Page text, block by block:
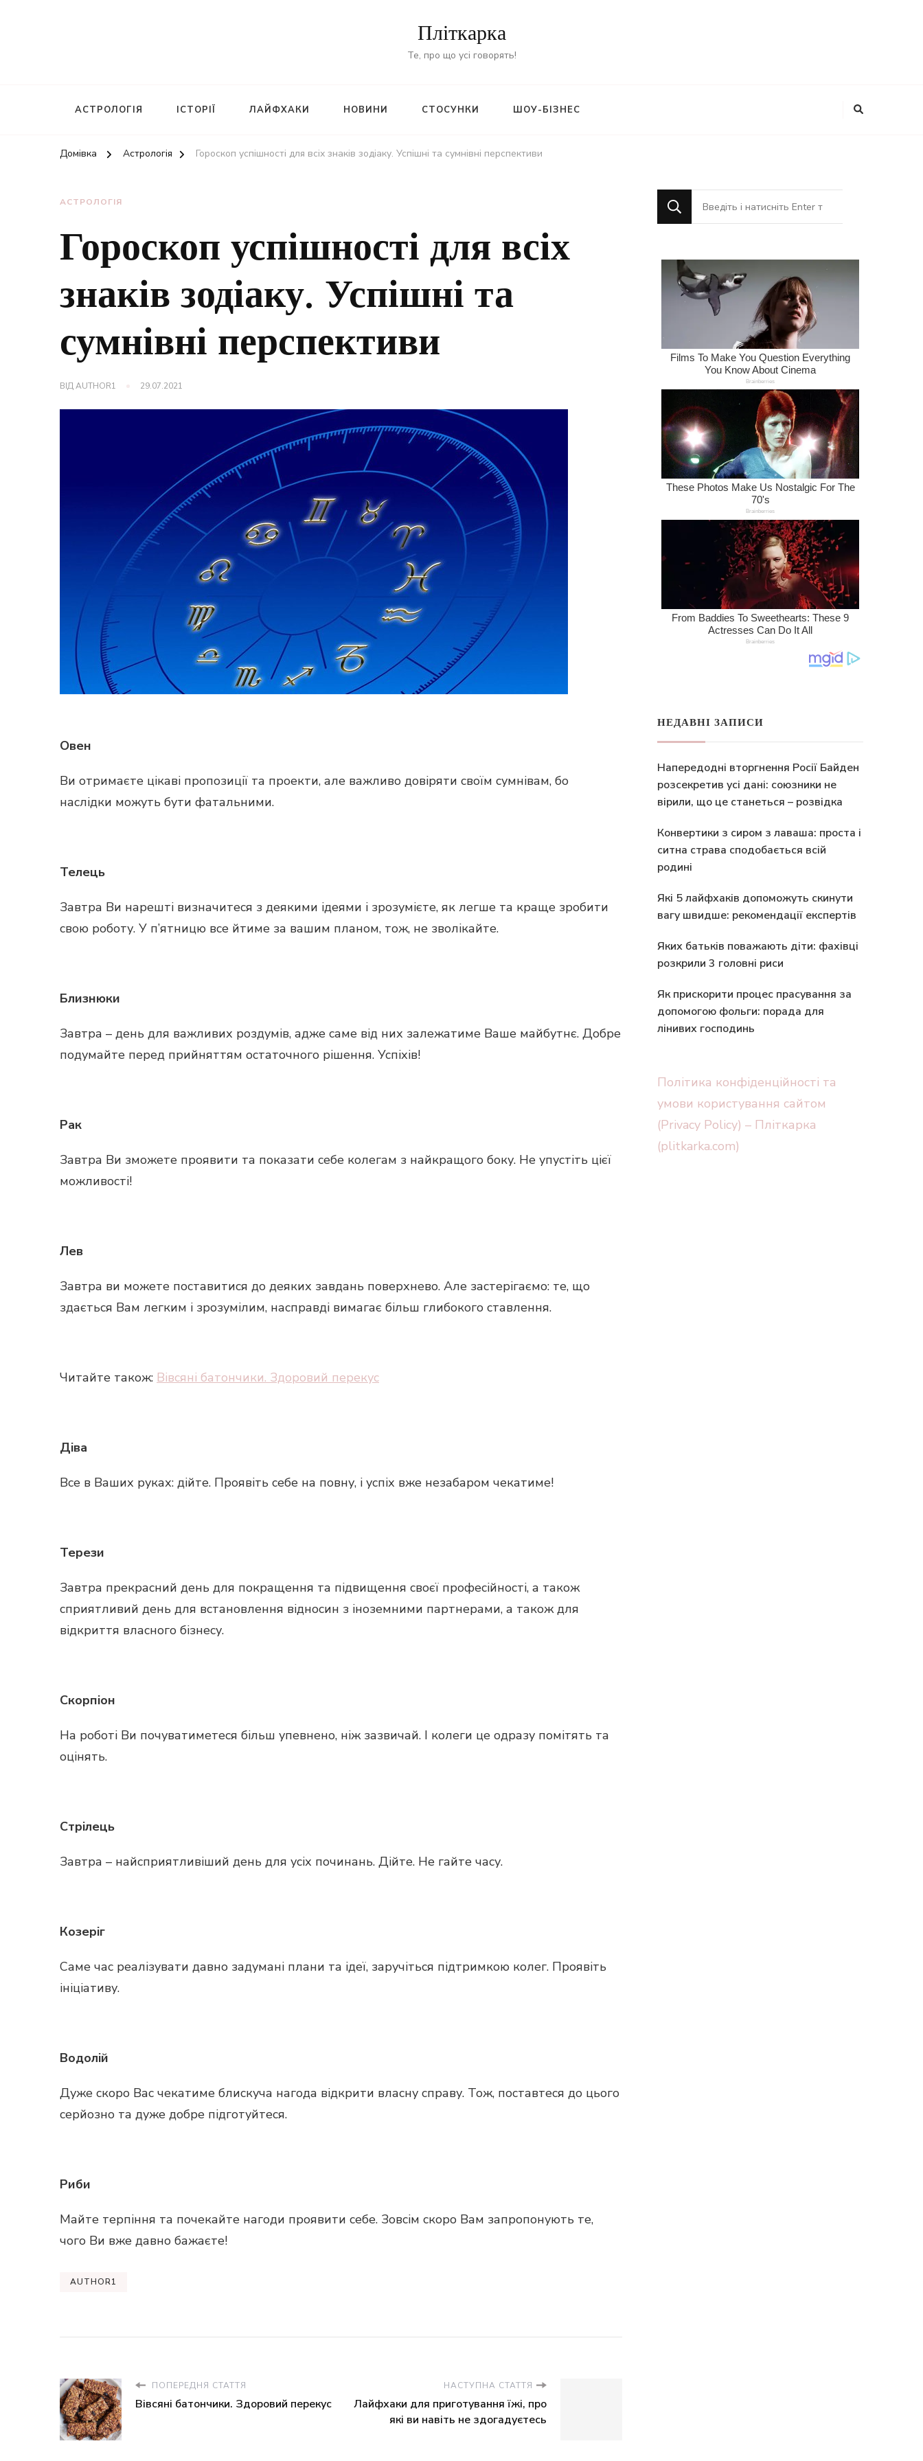
Пліткарка
Те, про що усі говорять!
АСТРОЛОГІЯ ІСТОРІЇ ЛАЙФХАКИ НОВИНИ СТОСУНКИ ШОУ-БІЗНЕС
Домівка Астрологія Гороскоп успішності для всіх знаків зодіаку. Успішні та сумнівні перспективи
АСТРОЛОГІЯ
Гороскоп успішності для всіх
знаків зодіаку. Успішні та
сумнівні перспективи
ВІДAUTHOR1 29.07.2021
Овен
Ви отримаєте цікаві пропозиції та проекти, але важливо довіряти своїм сумнівам, бо
наслідки можуть бути фатальними.
Телець
Завтра Ви нарешті визначитеся з деякими ідеями і зрозумієте, як легше та краще зробити
свою роботу. У п’ятницю все йтиме за вашим планом, тож, не зволікайте.
Близнюки
Завтра – день для важливих роздумів, адже саме від них залежатиме Ваше майбутнє. Добре
подумайте перед прийняттям остаточного рішення. Успіхів!
Рак
Завтра Ви зможете проявити та показати себе колегам з найкращого боку. Не упустіть цієї
можливості!
Лев
Завтра ви можете поставитися до деяких завдань поверхнево. Але застерігаємо: те, що
здається Вам легким і зрозумілим, насправді вимагає більш глибокого ставлення.
Читайте також: Вівсяні батончики. Здоровий перекус
Діва
Все в Ваших руках: дійте. Проявіть себе на повну, і успіх вже незабаром чекатиме!
Терези
Завтра прекрасний день для покращення та підвищення своєї професійності, а також
сприятливий день для встановлення відносин з іноземними партнерами, а також для
відкриття власного бізнесу.
Скорпіон
На роботі Ви почуватиметеся більш упевнено, ніж зазвичай. І колеги це одразу помітять та
оцінять.
Стрілець
Завтра – найсприятливіший день для усіх починань. Дійте. Не гайте часу.
Козеріг
Саме час реалізувати давно задумані плани та ідеї, заручіться підтримкою колег. Проявіть
ініціативу.
Водолій
Дуже скоро Вас чекатиме блискуча нагода відкрити власну справу. Тож, поставтеся до цього
серйозно та дуже добре підготуйтеся.
Риби
Майте терпіння та почекайте нагоди проявити себе. Зовсім скоро Вам запропонують те,
чого Ви вже давно бажаєте!
AUTHOR1
ПОПЕРЕДНЯ СТАТТЯ
Вівсяні батончики. Здоровий перекус
НАСТУПНА СТАТТЯ
Лайфхаки для приготування їжі, про
які ви навіть не здогадуєтесь
Шукаєте
щось?
НЕДАВНІ ЗАПИСИ
Напередодні вторгнення Росії Байден
розсекретив усі дані: союзники не
вірили, що це станеться – розвідка
Конвертики з сиром з лаваша: проста і
ситна страва сподобається всій
родині
Які 5 лайфхаків допоможуть скинути
вагу швидше: рекомендації експертів
Яких батьків поважають діти: фахівці
розкрили 3 головні риси
Як прискорити процес прасування за
допомогою фольги: порада для
лінивих господинь
Політика конфіденційності та
умови користування сайтом
(Privacy Policy) – Пліткарка
(plitkarka.com)